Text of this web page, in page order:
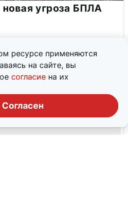
ресурсе применяются
на сайте, вы
согласие на их
Согласен
угроза БПЛА